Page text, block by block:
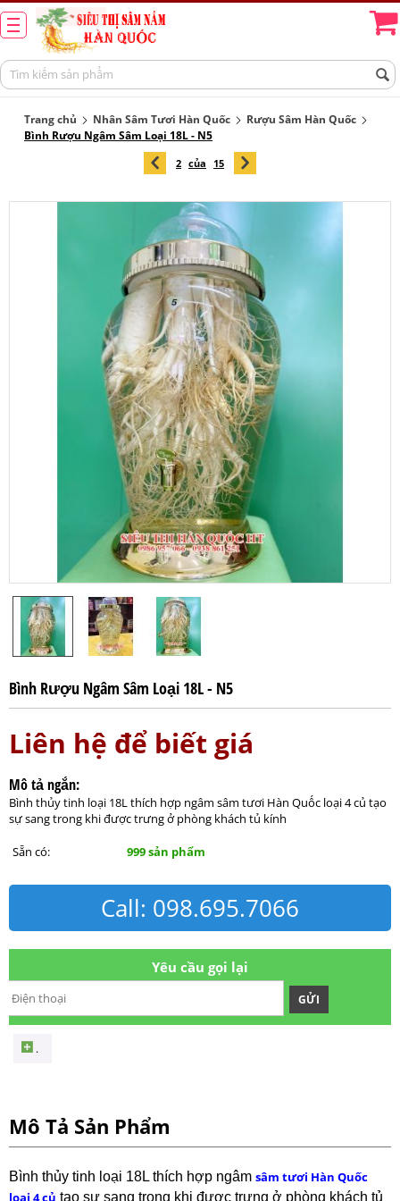
Trang chủ Nhân Sâm Tươi Hàn Quốc
Rượu Sâm Hàn Quốc
Bình Rượu Ngâm Sâm Loại 18L - N5
2 của 15
Bình Rượu Ngâm Sâm Loại 18L - N5
Liên hệ để biết giá
Mô tả ngắn:
Bình thủy tinh loại 18L thích hợp ngâm sâm tươi Hàn Quốc loại 4 củ tạo
sự sang trong khi được trưng ở phòng khách tủ kính
Sẵn có: 999 sản phẩm
Call: 098.695.7066
Yêu cầu gọi lại
GỬI
.
Mô Tả Sản Phẩm
Bình thủy tinh loại 18L thích hợp ngâm sâm tươi Hàn Quốc
loại 4 củ tạo sự sang trong khi được trưng ở phòng khách tủ